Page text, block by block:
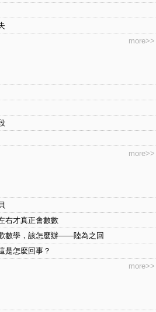
more>>
more>>
右才真正會數數
數學，該怎麼辦——陸為之回
是怎麼回事？
more>>